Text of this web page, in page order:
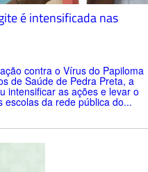
é intensificada nas
contra o Vírus do Papiloma
de Saúde de Pedra Preta, a
intensificar as ações e levar o
da rede pública do...